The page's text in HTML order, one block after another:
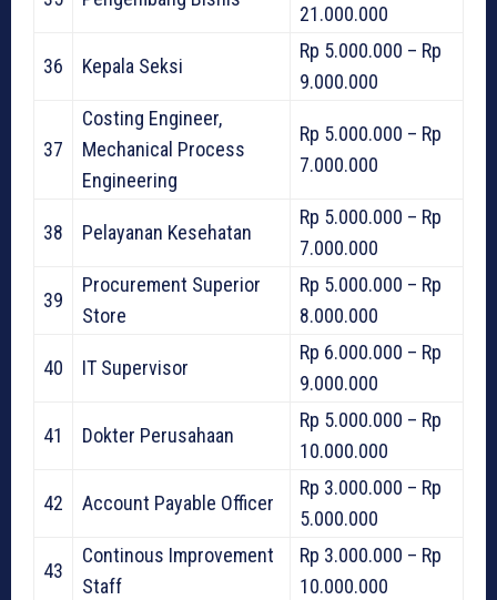
21.000.000
36 Kepala Seksi
Rp 5.000.000 – Rp
9.000.000
37
Costing Engineer,
Mechanical Process
Engineering
Rp 5.000.000 – Rp
7.000.000
38 Pelayanan Kesehatan
Rp 5.000.000 – Rp
7.000.000
39
Procurement Superior
Store
Rp 5.000.000 – Rp
8.000.000
40 IT Supervisor
Rp 6.000.000 – Rp
9.000.000
41 Dokter Perusahaan
Rp 5.000.000 – Rp
10.000.000
42 Account Payable Officer
Rp 3.000.000 – Rp
5.000.000
43
Continous Improvement
Staff
Rp 3.000.000 – Rp
10.000.000